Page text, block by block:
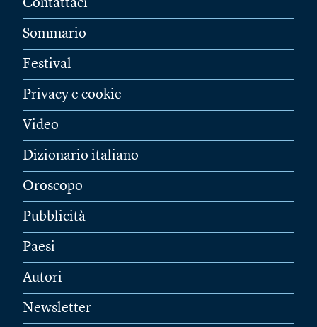
Contattaci
Sommario
Festival
Privacy e cookie
Video
Dizionario italiano
Oroscopo
Pubblicità
Paesi
Autori
Newsletter